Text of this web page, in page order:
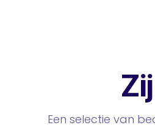
Een selectie van